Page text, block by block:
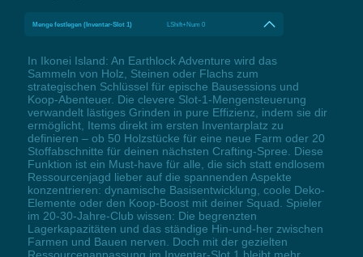
Menge festlegen (Inventar-Slot 1) LShift+Num 0
In Ikonei Island: An Earthlock Adventure wird das
Sammeln von Holz, Steinen oder Flachs zum
strategischen Schlüssel für epische Bausessions und
Koop-Abenteuer. Die clevere Slot-1-Mengensteuerung
verwandelt lästiges Grinden in pure Effizienz, indem sie dir
ermöglicht, Items direkt im ersten Inventarplatz zu
definieren – ob 50 Holzstücke für eine neue Farm oder 20
Stoffabschnitte für deinen nächsten Crafting-Spree. Diese
Funktion ist ein Must-have für alle, die sich statt endlosem
Ressourcenjagd lieber auf die spannenden Aspekte
konzentrieren: dynamische Basisentwicklung, coole Deko-
Elemente oder den Koop-Boost mit deiner Squad. Spieler
im 20-30-Jahre-Club wissen: Die begrenzten
Lagerkapazitäten und das ständige Hin-und-her zwischen
Farmen und Bauen nerven. Doch mit der gezielten